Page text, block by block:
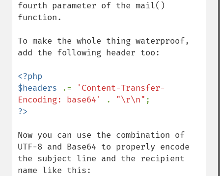
fourth parameter of the mail()
function.
To make the whole thing waterproof,
add the following header too:
<?php
$headers
.=
'Content-Transfer-
Encoding: base64'
. "\r\n"
Now you can use the combination of
UTF-8 and Base64 to properly encode
the subject line and the recipient
name like this: